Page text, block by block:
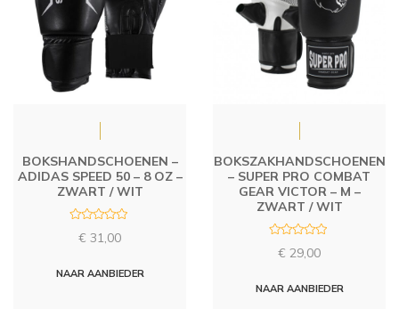
BOKSHANDSCHOENEN –
ADIDAS SPEED 50 – 8 OZ –
ZWART / WIT
d
€ 31,00
NAAR AANBIEDER
BOKSZAKHANDSCHOENEN
– SUPER PRO COMBAT
GEAR VICTOR – M –
ZWART / WIT
d
€ 29,00
NAAR AANBIEDER